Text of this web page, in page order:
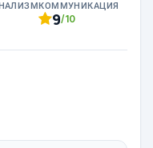
КОММУНИКАЦИЯ
9/10